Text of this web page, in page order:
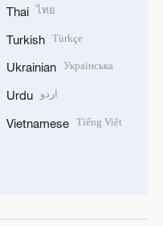
Thai ไทย
Turkish Türkçe
Ukrainian Українська
Urdu اردو
Vietnamese Tiếng Việt